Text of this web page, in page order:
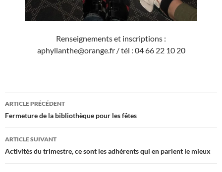
Renseignements et inscriptions :
aphyllanthe@orange.fr / tél : 04 66 22 10 20
Navigation
des
articles
ARTICLE PRÉCÉDENT
Fermeture de la bibliothèque pour les fêtes
ARTICLE SUIVANT
Activités du trimestre, ce sont les adhérents qui en parlent le mieux